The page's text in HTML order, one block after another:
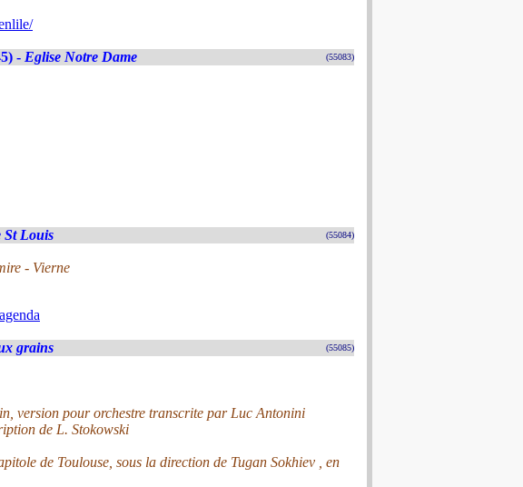
- Eglise Notre Dame (55083)
St Louis (55084)
- Vierne
grains (55085)
version pour orchestre transcrite par Luc Antonini
de L. Stokowski
de Toulouse, sous la direction de Tugan Sokhiev , en